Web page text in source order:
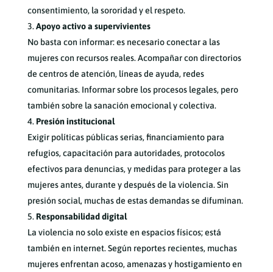
consentimiento, la sororidad y el respeto.
Apoyo activo a supervivientes
No basta con informar: es necesario conectar a las
mujeres con recursos reales. Acompañar con directorios
de centros de atención, líneas de ayuda, redes
comunitarias. Informar sobre los procesos legales, pero
también sobre la sanación emocional y colectiva.
Presión institucional
Exigir políticas públicas serias, financiamiento para
refugios, capacitación para autoridades, protocolos
efectivos para denuncias, y medidas para proteger a las
mujeres antes, durante y después de la violencia. Sin
presión social, muchas de estas demandas se difuminan.
Responsabilidad digital
La violencia no solo existe en espacios físicos; está
también en internet. Según reportes recientes, muchas
mujeres enfrentan acoso, amenazas y hostigamiento en